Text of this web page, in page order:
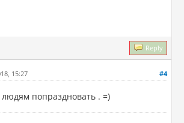
Reply
#4
15:27
попраздновать . =)